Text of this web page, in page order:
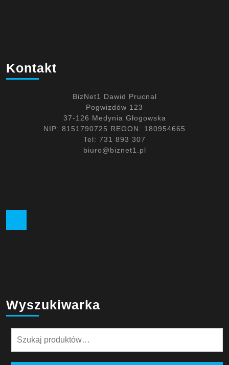
Kontakt
BizNet1 Dawid Prucnal
Pogwizdów 123
37-126 Medynia Głogowska
NIP: 8151790725 REGON: 180954665
Tel: 731 893 307
biuro@biznet1.pl
Wyszukiwarka